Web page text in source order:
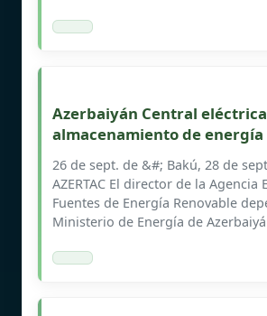
Azerbaiyán Central
almacenamiento de energía
26 de sept. de &#; Bakú, 28 de
AZERTAC El director de la Agencia
Fuentes de Energía Renovable
Ministerio de Energía de